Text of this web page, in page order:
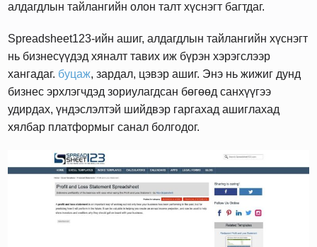
алдагдлын тайлангийн олон талт хүснэгт багтдаг.
Spreadsheet123-ийн ашиг, алдагдлын тайлангийн хүснэгт
нь бизнесүүдэд хяналт тавих иж бүрэн хэрэгслээр
хангадаг. буцаж, зардал, цэвэр ашиг. Энэ нь жижиг дунд
бизнес эрхлэгчдэд зориулагдсан бөгөөд санхүүгээ
удирдах, үндэслэлтэй шийдвэр гаргахад ашиглахад
хялбар платформыг санал болгодог.